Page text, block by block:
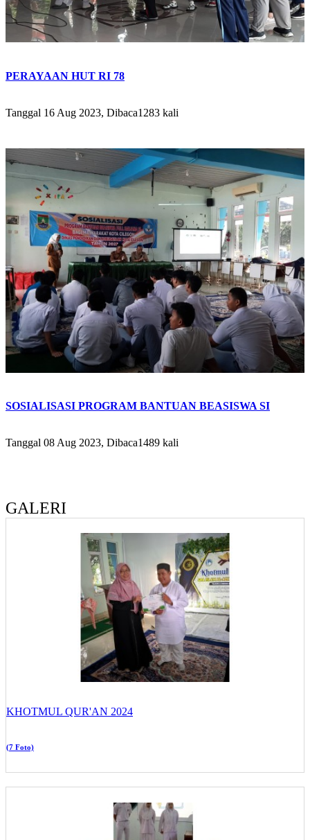
PERAYAAN HUT RI 78
Tanggal 16 Aug 2023, Dibaca1283 kali
SOSIALISASI PROGRAM BANTUAN BEASISWA SI
Tanggal 08 Aug 2023, Dibaca1489 kali
GALERI
KHOTMUL QUR'AN 2024
(7 Foto)